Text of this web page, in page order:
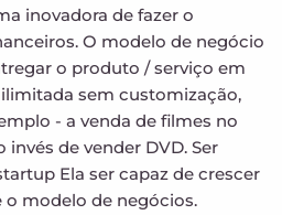
inovadora de fazer o
O modelo de negócio
o produto / serviço em
sem customização,
- a venda de filmes no
de vender DVD. Ser
Ela ser capaz de crescer
modelo de negócios.